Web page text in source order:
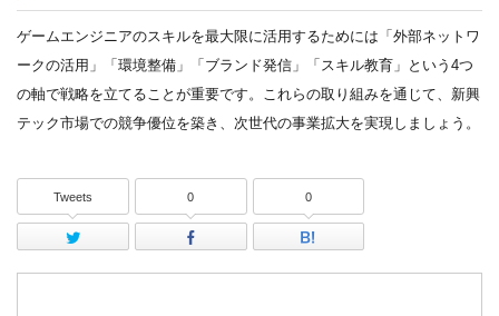
ゲームエンジニアのスキルを最大限に活用するためには「外部ネットワ
ークの活用」「環境整備」「ブランド発信」「スキル教育」という4つ
の軸で戦略を立てることが重要です。これらの取り組みを通じて、新興
テック市場での競争優位を築き、次世代の事業拡大を実現しましょう。
Tweets
Twitter
0
Facebook
0